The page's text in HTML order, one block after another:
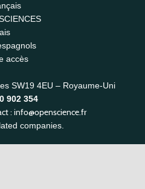
accès
SW19 4EU – Royaume-Uni
902 354
: info@openscience.fr
companies.